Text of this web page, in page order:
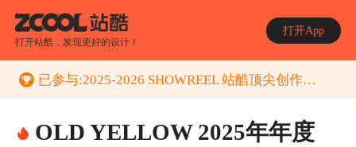
打开站酷，发现更好的设计！
打开App
已参与:2025-2026 SHOWREEL 站酷顶尖创作者年度作品集 征集活动
OLD YELLOW 2025年年度